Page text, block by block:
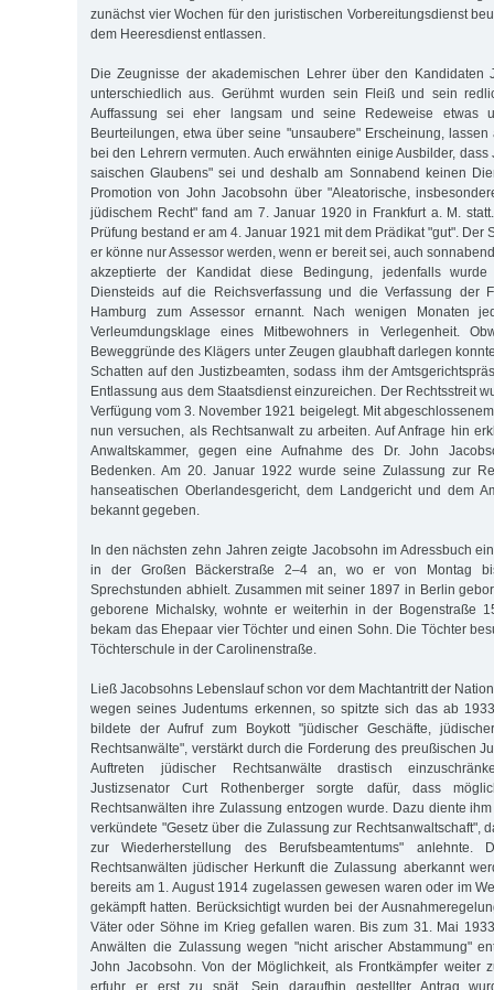
zunächst vier Wochen für den juristischen Vorbereitungsdienst
dem Heeresdienst entlassen.
Die Zeugnisse der akademischen Lehrer über den Kandidaten
unterschiedlich aus. Gerühmt wurden sein Fleiß und sein
Auffassung sei eher langsam und seine Redeweise etwas
Beurteilungen, etwa über seine "unsaubere" Erscheinung, lassen
bei den Lehrern vermuten. Auch erwähnten einige Ausbilder,
saischen Glaubens" sei und deshalb am Sonnabend keinen
Promotion von John Jacobsohn über "Aleatorische,
jüdischem Recht" fand am 7. Januar 1920 in Frankfurt a. M.
Prüfung bestand er am 4. Januar 1921 mit dem Prädikat "gut". Der
er könne nur Assessor werden, wenn er bereit sei, auch
akzeptierte der Kandidat diese Bedingung, jedenfalls
Diensteids auf die Reichsverfassung und die Verfassung der
Hamburg zum Assessor ernannt. Nach wenigen Monaten
Verleumdungsklage eines Mitbewohners in Verlegenheit.
Beweggründe des Klägers unter Zeugen glaubhaft darlegen
Schatten auf den Justizbeamten, sodass ihm der
Entlassung aus dem Staatsdienst einzureichen. Der Rechtsstreit
Verfügung vom 3. November 1921 beigelegt. Mit
nun versuchen, als Rechtsanwalt zu arbeiten. Auf Anfrage hin
Anwaltskammer, gegen eine Aufnahme des Dr. John
Bedenken. Am 20. Januar 1922 wurde seine Zulassung zur
hanseatischen Oberlandesgericht, dem Landgericht und dem
bekannt gegeben.
In den nächsten zehn Jahren zeigte Jacobsohn im Adressbuch
in der Großen Bäckerstraße 2–4 an, wo er von Montag
Sprechstunden abhielt. Zusammen mit seiner 1897 in Berlin
geborene Michalsky, wohnte er weiterhin in der Bogenstraße
bekam das Ehepaar vier Töchter und einen Sohn. Die Töchter
Töchterschule in der Carolinenstraße.
Ließ Jacobsohns Lebenslauf schon vor dem Machtantritt der
wegen seines Judentums erkennen, so spitzte sich das ab
bildete der Aufruf zum Boykott "jüdischer Geschäfte,
Rechtsanwälte", verstärkt durch die Forderung des preußischen
Auftreten jüdischer Rechtsanwälte drastisch
Justizsenator Curt Rothenberger sorgte dafür, dass
Rechtsanwälten ihre Zulassung entzogen wurde. Dazu diente
verkündete "Gesetz über die Zulassung zur Rechtsanwaltschaft",
zur Wiederherstellung des Berufsbeamtentums" anlehnte.
Rechtsanwälten jüdischer Herkunft die Zulassung aberkannt
bereits am 1. August 1914 zugelassen gewesen waren oder im
gekämpft hatten. Berücksichtigt wurden bei der
Väter oder Söhne im Krieg gefallen waren. Bis zum 31. Mai
Anwälten die Zulassung wegen "nicht arischer Abstammung"
John Jacobsohn. Von der Möglichkeit, als Frontkämpfer weiter
erfuhr er erst zu spät. Sein daraufhin gestellter Antrag